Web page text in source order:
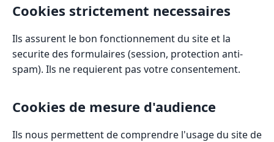
Cookies strictement necessaires
Ils assurent le bon fonctionnement du site et la
securite des formulaires (session, protection anti-
spam). Ils ne requierent pas votre consentement.
Cookies de mesure d'audience
Ils nous permettent de comprendre l'usage du site de